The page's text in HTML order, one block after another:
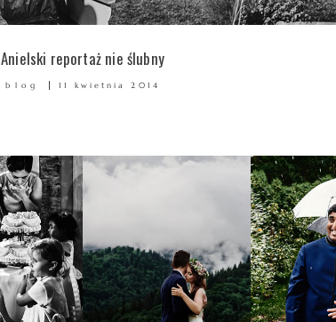
Anielski reportaż nie ślubny
blog 11 kwietnia 2014